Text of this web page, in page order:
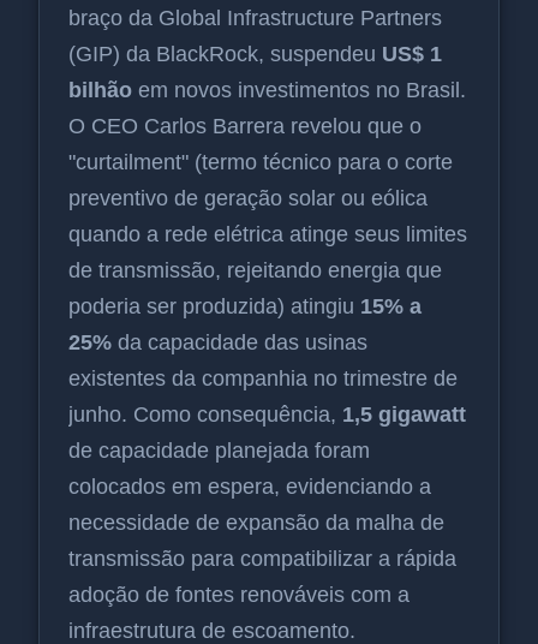
braço da Global Infrastructure Partners
(GIP) da BlackRock, suspendeu US$ 1
bilhão em novos investimentos no Brasil.
O CEO Carlos Barrera revelou que o
"curtailment" (termo técnico para o corte
preventivo de geração solar ou eólica
quando a rede elétrica atinge seus limites
de transmissão, rejeitando energia que
poderia ser produzida) atingiu 15% a
25% da capacidade das usinas
existentes da companhia no trimestre de
junho. Como consequência, 1,5 gigawatt
de capacidade planejada foram
colocados em espera, evidenciando a
necessidade de expansão da malha de
transmissão para compatibilizar a rápida
adoção de fontes renováveis com a
infraestrutura de escoamento.